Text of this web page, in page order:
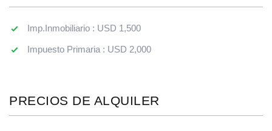
Imp.Inmobiliario : USD 1,500
Impuesto Primaria : USD 2,000
PRECIOS DE ALQUILER